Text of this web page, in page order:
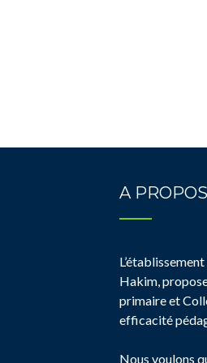
A PROPOS
Hakim,
primaire et
efficacité
Nous voulons